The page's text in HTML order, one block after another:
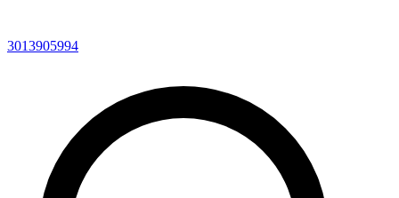
3013905994